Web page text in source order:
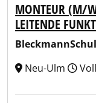
MONTEUR (M/
LEITENDE
Neu-Ulm